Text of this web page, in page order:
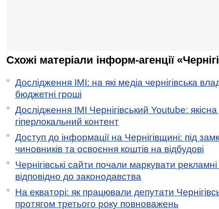
Схожі матеріали інформ-агенції
Дослідження ІМІ: на які медіа чернігівська
бюджетні гроші
Дослідження ІМІ Чернігівський Youtube:
гіперлокальний контент
Доступ до інформації на Чернігівщині: під
чиновників та освоєння коштів на відбудові
Чернігівські сайти почали маркувати
відповідно до законодавства
На екваторі: як працювали депутати
протягом третього року повноважень